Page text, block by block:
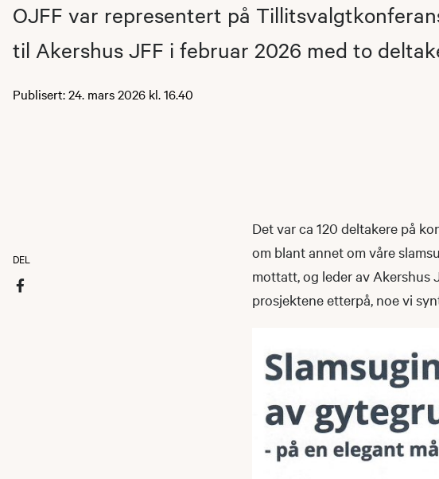
OJFF var representert på
til Akershus JFF i februar 2026 med to
Publisert: 24. mars 2026 kl. 16.40
DEL
Det var ca 120 deltakere på
om blant annet om våre
mottatt, og leder av Akershus
prosjektene etterpå, noe vi